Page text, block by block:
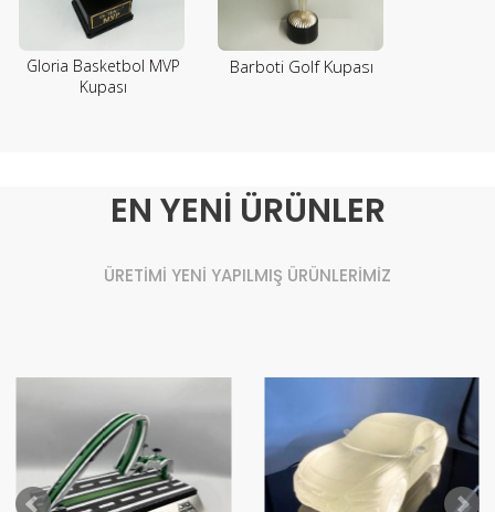
Gloria Basketbol MVP
Kupası
Barboti Golf Kupası
EN YENİ ÜRÜNLER
ÜRETİMİ YENİ YAPILMIŞ ÜRÜNLERİMİZ